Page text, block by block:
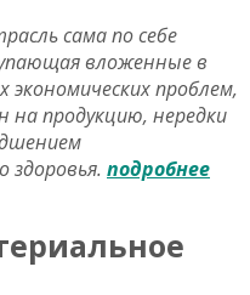
сама по себе
вложенные в
проблем,
на продукцию, нередки
здоровья. подробнее